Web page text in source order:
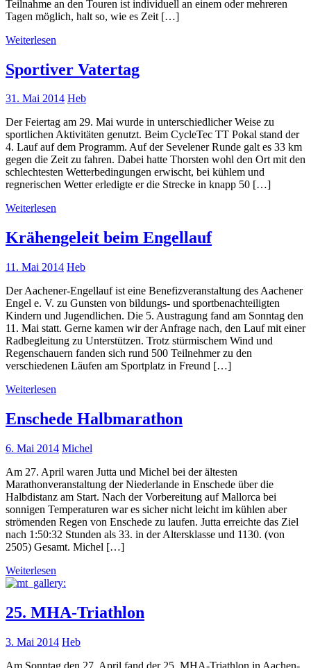
Teilnahme an den Touren ist individuell an einem oder mehreren
Tagen möglich, halt so, wie es Zeit […]
Weiterlesen
Sportiver Vatertag
31. Mai 2014 Heb
Der Feiertag am 29. Mai wurde in unterschiedlicher Weise zu
sportlichen Aktivitäten genutzt. Beim CycleTec TT Pokal stand der
4. Lauf auf dem Programm. Auf der Sevelener Runde galt es 33 km
gegen die Zeit zu fahren. Dabei hatte Thorsten wohl den Ort mit den
schlechtesten Wetterbedingungen erwischt, bei kühlem und
regnerischen Wetter erledigte er die Strecke in knapp 50 […]
Weiterlesen
Krähengeleit beim Engellauf
11. Mai 2014 Heb
Der Aachener-Engellauf ist eine Benefizveranstaltung des Aachener
Engel e. V. zu Gunsten von bildungs- und sportbenachteiligten
Kindern und Jugendlichen. Die 5. Austragung fand am Sonntag den
11. Mai statt. Gerne kamen wir der Anfrage nach, den Lauf mit einer
Radbegleitung zu Unterstützen. Trotz stürmischem Wind und
Regenschauern fanden sich rund 500 Teilnehmer zu den
verschiedenen Läufen am Sportplatz in Freund […]
Weiterlesen
Enschede Halbmarathon
6. Mai 2014 Michel
Am 27. April waren Jutta und Michel bei der ältesten
Marathonveranstaltung der Niederlande in Enschede über die
Halbdistanz am Start. Nach der Vorbereitung auf Mallorca bei
sonnigen Temperaturen war es sicher nicht leicht im kühlen aber
strömenden Regen von Enschede zu laufen. Jutta erreichte das Ziel
nach 1:50:32 Stunden als 33. in der Altersklasse und 1130. (von
2505) Gesamt. Michel […]
Weiterlesen
25. MHA-Triathlon
3. Mai 2014 Heb
Am Sonntag den 27. April fand der 25. MHA-Triathlon in Aachen-